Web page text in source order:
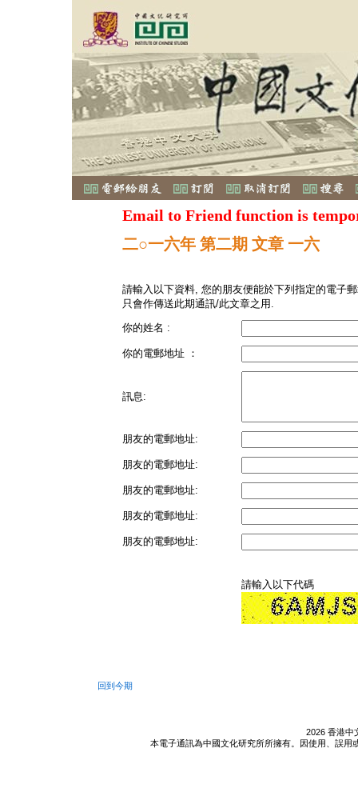
Email to Friend function is
二○一六年 第二期 文章 一六
請輸入以下資料, 您的朋友便能於下列指定的電子
只會作傳送此期通訊/此文章之用.
你的姓名 :
你的電郵地址 ：
訊息:
朋友的電郵地址:
朋友的電郵地址:
朋友的電郵地址:
朋友的電郵地址:
朋友的電郵地址:
請輸入以下代碼
回到今期
2026 香港中
本電子通訊為中國文化研究所所擁有。因使用、誤